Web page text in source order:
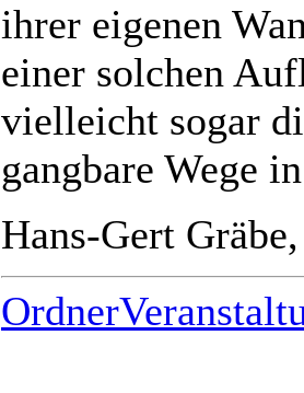
ihrer eigenen
einer solchen
vielleicht sogar
gangbare Wege
Hans-Gert